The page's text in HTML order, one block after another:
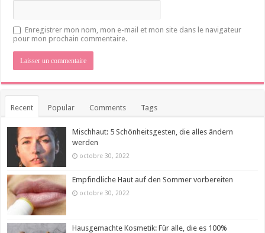
Enregistrer mon nom, mon e-mail et mon site dans le navigateur
pour mon prochain commentaire.
Recent Popular Comments Tags
Mischhaut: 5 Schönheitsgesten, die alles ändern
werden
octobre 30, 2022
Empfindliche Haut auf den Sommer vorbereiten
octobre 30, 2022
Hausgemachte Kosmetik: Für alle, die es 100%